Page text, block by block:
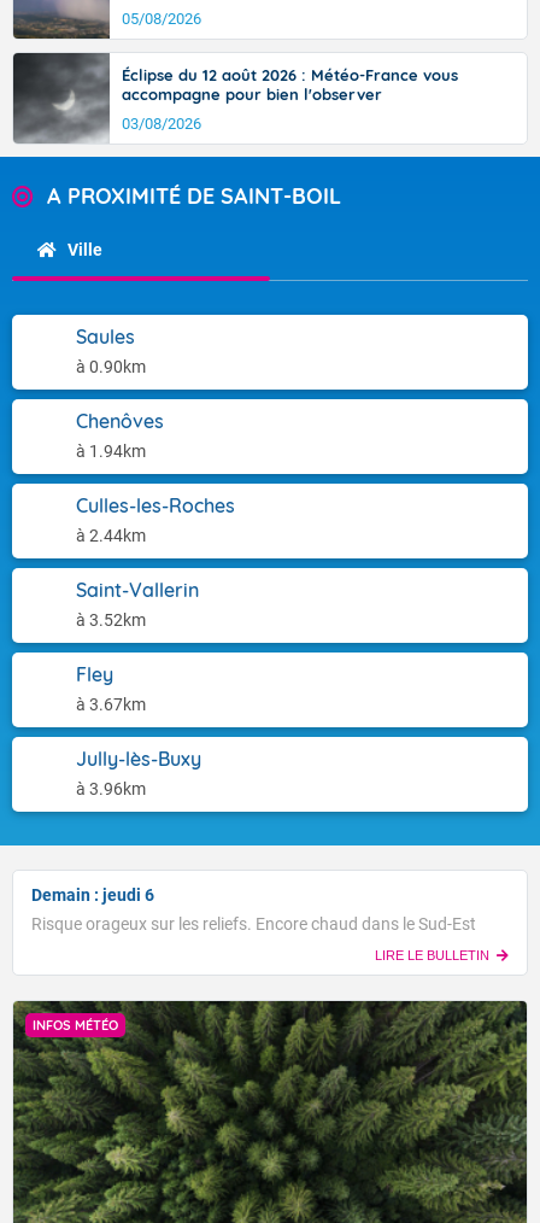
05/08/2026
Éclipse du 12 août 2026 : Météo-France vous
accompagne pour bien l'observer
03/08/2026
A PROXIMITÉ DE SAINT-BOIL
Ville
Saules
à 0.90km
Chenôves
à 1.94km
Culles-les-Roches
à 2.44km
Saint-Vallerin
à 3.52km
Fley
à 3.67km
Jully-lès-Buxy
à 3.96km
Demain : jeudi 6
Risque orageux sur les reliefs. Encore chaud dans le Sud-Est
LIRE LE BULLETIN
INFOS MÉTÉO